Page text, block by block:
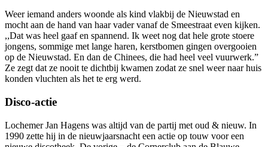
Weer iemand anders woonde als kind vlakbij de Nieuwstad en
mocht aan de hand van haar vader vanaf de Smeestraat even kijken.
,,Dat was heel gaaf en spannend. Ik weet nog dat hele grote stoere
jongens, sommige met lange haren, kerstbomen gingen overgooien
op de Nieuwstad. En dan de Chinees, die had heel veel vuurwerk.”
Ze zegt dat ze nooit te dichtbij kwamen zodat ze snel weer naar huis
konden vluchten als het te erg werd.
Disco-actie
Lochemer Jan Hagens was altijd van de partij met oud & nieuw. In
1990 zette hij in de nieuwjaarsnacht een actie op touw voor een